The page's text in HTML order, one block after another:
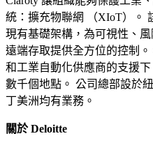
統：擴充物聯網 （XIoT）。
現有基礎架構，為可視性、
遠端存取提供全方位的控制
和工業自動化供應商的支援
數千個地點。 公司總部設於
丁美洲均有業務。
關於 Deloitte